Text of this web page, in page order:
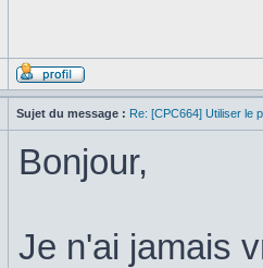
Sujet du message : Re: [CPC664] Utiliser le
Bonjour,
Je n'ai jamais